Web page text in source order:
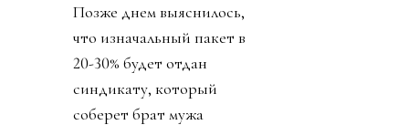
Позже днем выяснилось,
что изначальный пакет в
20-30% будет отдан
синдикату, который
соберет брат мужа